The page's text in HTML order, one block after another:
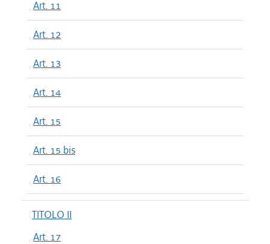
Art. 11
Art. 12
Art. 13
Art. 14
Art. 15
Art. 15 bis
Art. 16
TITOLO II
Art. 17